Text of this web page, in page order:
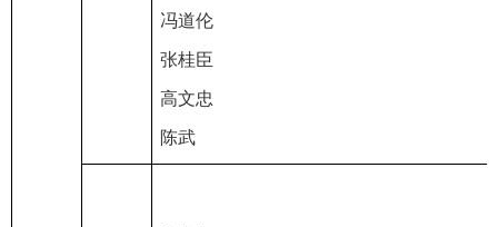
冯道伦
张桂臣
高文忠
陈武